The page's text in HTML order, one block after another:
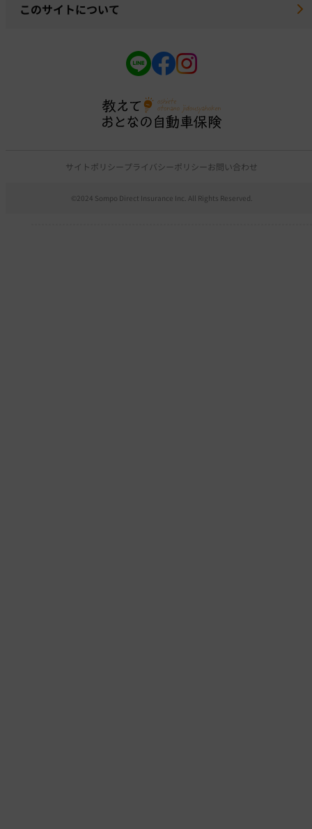
このサイトについて
サイトポリシープライバシーポリシーお問い合わせ
©2024 Sompo Direct Insurance Inc. All Rights Reserved.